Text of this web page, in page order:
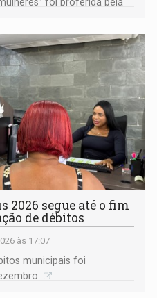
2026 segue até o fim
de débitos
às 17:07
municipais foi